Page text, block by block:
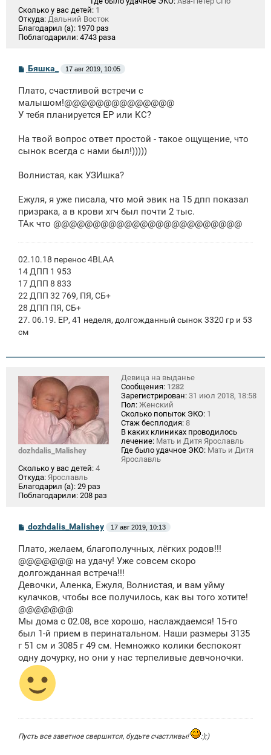
Сколько у вас детей: 1
Откуда: Дальний Восток
Благодарил (а): 1970 раз
Поблагодарили: 4743 раза
С
о
б
щ
н
Бяшка_ 17 авг 2019, 10:05
Плато, счастливой встречи с
малышом!@@@@@@@@@@@@@@
У тебя планируется ЕР или КС?
На твой вопрос ответ простой - такое ощущение, что
сынок всегда с нами был!)))))
Волнистая, как УЗИшка?
Ежуля, я уже писала, что мой эвик на 15 дпп показал
призрака, а в крови хгч был почти 2 тыс.
ТАк что @@@@@@@@@@@@@@@@@@@@@@@@
02.10.18 перенос 4BLAA
14 ДПП 1 953
17 ДПП 8 833
22 ДПП 32 769, ПЯ, СБ+
28 ДПП ПЯ, СБ+
27. 06.19. ЕР, 41 неделя, долгожданный сынок 3320 гр и 53
см
dozhdalis_Malishey
Девица на выданье
Сообщения: 1282
Зарегистрирован: 31 июл 2018, 18:58
Пол: Женский
Сколько попыток ЭКО: 1
Стаж бесплодия: 8
В каких клиниках проводилось
лечение: Мать и Дитя Ярославль
Где было удачное ЭКО: Мать и Дитя
Ярославль
Сколько у вас детей: 4
Откуда: Ярославль
Благодарил (а): 29 раз
Поблагодарили: 208 раз
С
о
б
щ
е
н
и
dozhdalis_Malishey 17 авг 2019, 10:13
Плато, желаем, благополучных, лёгких родов!!!
@@@@@@@ на удачу! Уже совсем скоро
долгожданная встреча!!!
Девочки, Аленка, Ежуля, Волнистая, и вам уйму
кулачков, чтобы все получилось, как вы того хотите!
@@@@@@@
Мы дома с 02.08, все хорошо, наслаждаемся! 15-го
был 1-й прием в перинатальном. Наши размеры 3135
г 51 см и 3085 г 49 см. Немножко колики беспокоят
одну дочурку, но они у нас терпеливые девчоночки.
Пусть все заветное свершится, будьте счастливы! :);)